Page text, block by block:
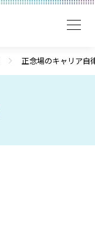
正念場のキャリア自